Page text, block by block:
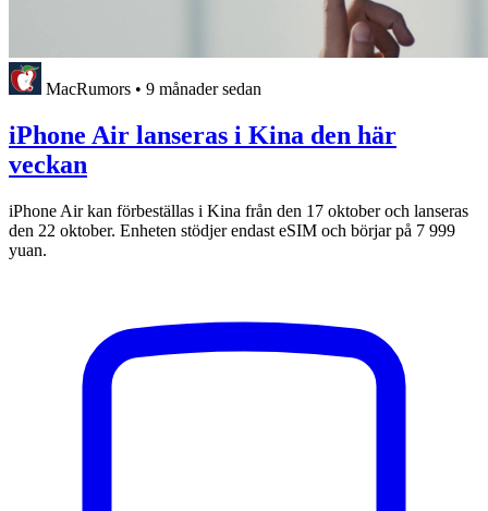
MacRumors • 9 månader sedan
iPhone Air lanseras i Kina den här
veckan
iPhone Air kan förbeställas i Kina från den 17 oktober och lanseras
den 22 oktober. Enheten stödjer endast eSIM och börjar på 7 999
yuan.